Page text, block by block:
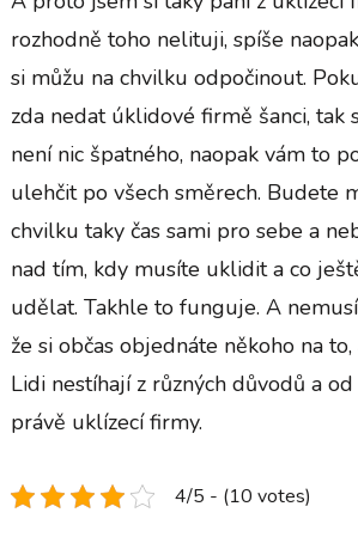
rozhodně toho nelituji, spíše
si můžu na chvilku odpočinout.
zda nedat úklidové firmě šanci, tak
není nic špatného, naopak vám to
ulehčit po všech směrech. Budete
chvilku taky čas sami pro sebe a
nad tím, kdy musíte uklidit a co
udělat. Takhle to funguje. A
že si občas objednáte někoho na
Lidi nestíhají z různých důvodů a
právě uklízecí firmy.
4/5 - (10 votes)